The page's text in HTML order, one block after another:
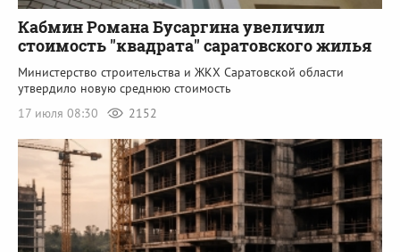
Кабмин Романа Бусаргина увеличил
стоимость "квадрата" саратовского жилья
Министерство строительства и ЖКХ Саратовской области
утвердило новую среднюю стоимость
17 июля 08:30
2152